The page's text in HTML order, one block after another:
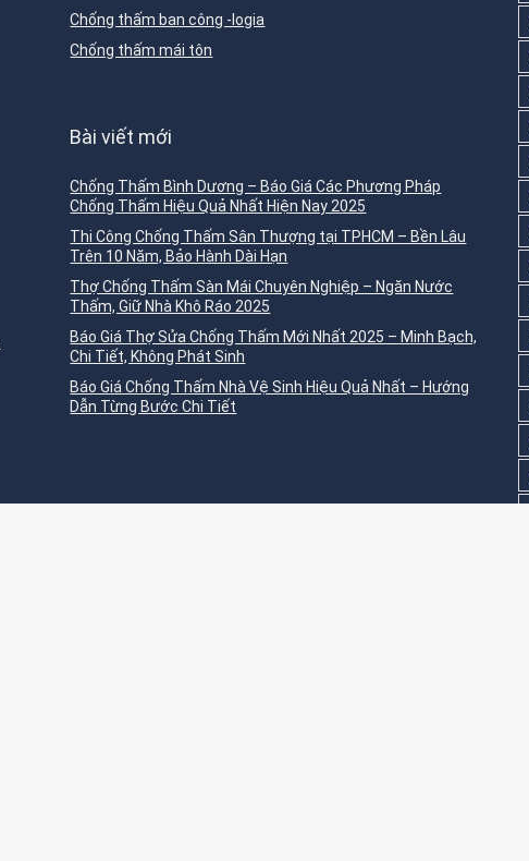
Chống thấm ban công -logia
Chống thấm mái tôn
Bài viết mới
Chống Thấm Bình Dương – Báo Giá Các Phương Pháp
Chống Thấm Hiệu Quả Nhất Hiện Nay 2025
Thi Công Chống Thấm Sân Thượng tại TPHCM – Bền Lâu
Trên 10 Năm, Bảo Hành Dài Hạn
Thợ Chống Thấm Sàn Mái Chuyên Nghiệp – Ngăn Nước
Thấm, Giữ Nhà Khô Ráo 2025
Báo Giá Thợ Sửa Chống Thấm Mới Nhất 2025 – Minh Bạch,
Chi Tiết, Không Phát Sinh
Báo Giá Chống Thấm Nhà Vệ Sinh Hiệu Quả Nhất – Hướng
Dẫn Từng Bước Chi Tiết